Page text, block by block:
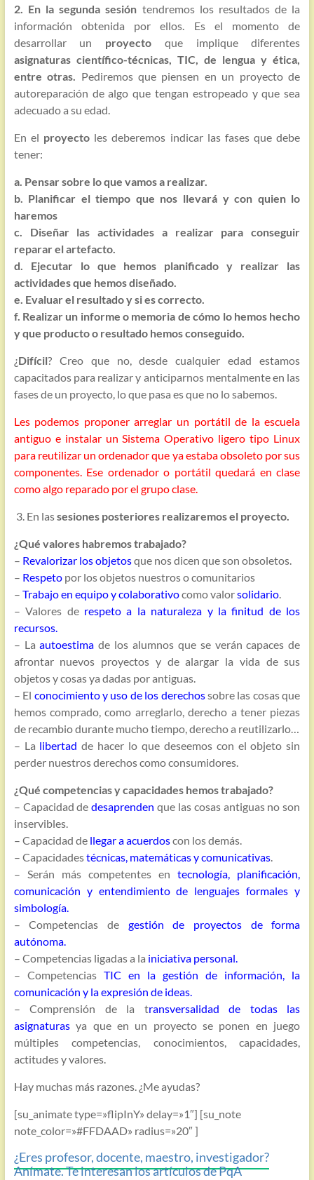
2. En la segunda sesión tendremos los resultados de la
información obtenida por ellos. Es el momento de
desarrollar un proyecto que implique diferentes
asignaturas científico-técnicas, TIC, de lengua y ética,
entre otras. Pediremos que piensen en un proyecto de
autoreparación de algo que tengan estropeado y que sea
adecuado a su edad.
En el proyecto les deberemos indicar las fases que debe
tener:
a. Pensar sobre lo que vamos a realizar.
b. Planificar el tiempo que nos llevará y con quien lo
haremos
c. Diseñar las actividades a realizar para conseguir
reparar el artefacto.
d. Ejecutar lo que hemos planificado y realizar las
actividades que hemos diseñado.
e. Evaluar el resultado y si es correcto.
f. Realizar un informe o memoria de cómo lo hemos hecho
y que producto o resultado hemos conseguido.
¿Difícil? Creo que no, desde cualquier edad estamos
capacitados para realizar y anticiparnos mentalmente en las
fases de un proyecto, lo que pasa es que no lo sabemos.
Les podemos proponer arreglar un portátil de la escuela
antiguo e instalar un Sistema Operativo ligero tipo Linux
para reutilizar un ordenador que ya estaba obsoleto por sus
componentes. Ese ordenador o portátil quedará en clase
como algo reparado por el grupo clase.
3. En lassesiones posteriores realizaremos el proyecto.
¿Qué valores habremos trabajado?
– Revalorizar los objetosque nos dicen que son obsoletos.
– Respetopor los objetos nuestros o comunitarios
– Trabajo en equipo y colaborativocomo valorsolidario.
– Valores de respeto a la naturaleza y la finitud de los
recursos.
– Laautoestima de los alumnos que se verán capaces de
afrontar nuevos proyectos y de alargar la vida de sus
objetos y cosas ya dadas por antiguas.
– El conocimiento y uso de los derechossobre las cosas que
hemos comprado, como arreglarlo, derecho a tener piezas
de recambio durante mucho tiempo, derecho a reutilizarlo…
– La libertad de hacer lo que deseemos con el objeto sin
perder nuestros derechos como consumidores.
¿Qué competencias y capacidades hemos trabajado?
– Capacidad dedesaprenden que las cosas antiguas no son
inservibles.
– Capacidad de llegar a acuerdoscon los demás.
– Capacidadestécnicas, matemáticas y comunicativas.
– Serán más competentes en tecnología, planificación,
comunicación y entendimiento de lenguajes formales y
simbología.
– Competencias de gestión de proyectos de forma
autónoma.
– Competencias ligadas a la iniciativa personal.
– Competencias TIC en la gestión de información, la
comunicación y la expresión de ideas.
– Comprensión de la transversalidad de todas las
asignaturasya que en un proyecto se ponen en juego
múltiples competencias, conocimientos, capacidades,
actitudes y valores.
Hay muchas más razones. ¿Me ayudas?
[su_animate type=»flipInY» delay=»1″] [su_note
note_color=»#FFDAAD» radius=»20″ ]
¿Eres profesor, docente, maestro, investigador?
Anímate. Te interesan los artículos de PqA